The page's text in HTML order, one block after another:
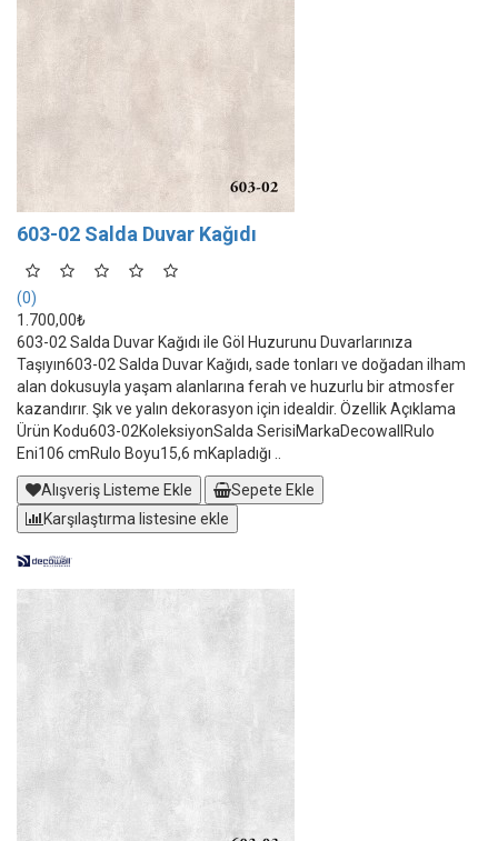
603-02 Salda Duvar Kağıdı
(0)
1.700,00₺
603-02 Salda Duvar Kağıdı ile Göl Huzurunu Duvarlarınıza
Taşıyın603-02 Salda Duvar Kağıdı, sade tonları ve doğadan ilham
alan dokusuyla yaşam alanlarına ferah ve huzurlu bir atmosfer
kazandırır. Şık ve yalın dekorasyon için idealdir. Özellik Açıklama
Ürün Kodu603-02KoleksiyonSalda SerisiMarkaDecowallRulo
Eni106 cmRulo Boyu15,6 mKapladığı ..
Alışveriş Listeme Ekle
Sepete Ekle
Karşılaştırma listesine ekle